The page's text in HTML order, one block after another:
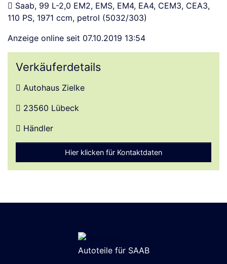
Saab, 99 L-2,0 EM2, EMS, EM4, EA4, CEM3, CEA3,
110 PS, 1971 ccm, petrol (5032/303)
Anzeige online seit 07.10.2019 13:54
Verkäuferdetails
Autohaus Zielke
Ort
23560 Lübeck
Händler
Hier klicken für Kontaktdaten
Autoteile für SAAB